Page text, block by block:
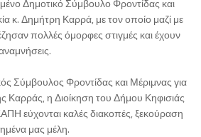
Δημοτικό Σύμβουλο Φροντίδας και
κ. Δημήτρη Καρρά, με τον οποίο μαζί με
πολλές όμορφες στιγμές και έχουν
Σύμβουλος Φροντίδας και Μέριμνας για
Καρράς, η Διοίκηση του Δήμου Κηφισιάς
εύχονται καλές διακοπές, ξεκούραση
μας μέλη.